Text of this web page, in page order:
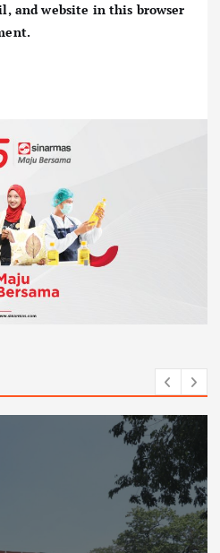
and website in this browser